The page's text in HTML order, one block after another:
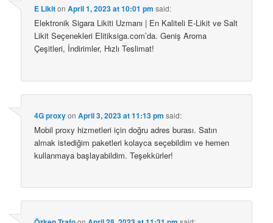
E LikitonApril 1, 2023 at 10:01 pm said:
Elektronik Sigara Likiti Uzmanı | En Kaliteli E-Likit ve Salt
Likit Seçenekleri Elitiksiga.com’da. Geniş Aroma
Çeşitleri, İndirimler, Hızlı Teslimat!
4G proxyonApril 3, 2023 at 11:13 pm said:
Mobil proxy hizmetleri için doğru adres burası. Satın
almak istediğim paketleri kolayca seçebildim ve hemen
kullanmaya başlayabildim. Teşekkürler!